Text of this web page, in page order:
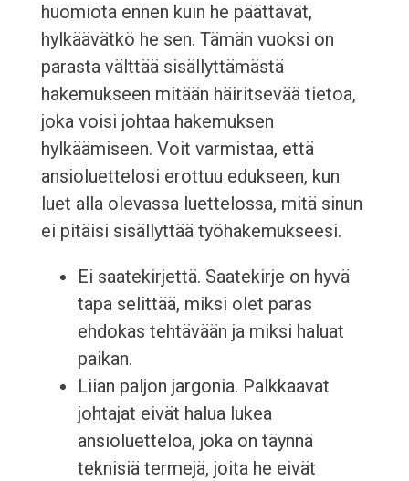
huomiota ennen kuin he päättävät,
hylkäävätkö he sen. Tämän vuoksi on
parasta välttää sisällyttämästä
hakemukseen mitään häiritsevää tietoa,
joka voisi johtaa hakemuksen
hylkäämiseen. Voit varmistaa, että
ansioluettelosi erottuu edukseen, kun
luet alla olevassa luettelossa, mitä sinun
ei pitäisi sisällyttää työhakemukseesi.
Ei saatekirjettä. Saatekirje on hyvä
tapa selittää, miksi olet paras
ehdokas tehtävään ja miksi haluat
paikan.
Liian paljon jargonia. Palkkaavat
johtajat eivät halua lukea
ansioluetteloa, joka on täynnä
teknisiä termejä, joita he eivät